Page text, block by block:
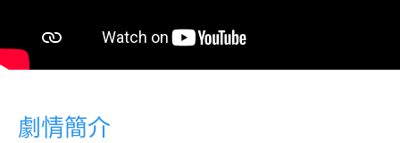
劇情簡介